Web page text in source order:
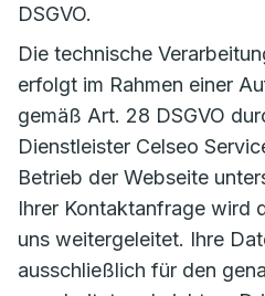
DSGVO.
Die technische
erfolgt im Rahmen einer
gemäß Art. 28 DSGVO
Dienstleister Celseo
Betrieb der Webseite
Ihrer Kontaktanfrage wird
uns weitergeleitet. Ihre
ausschließlich für den